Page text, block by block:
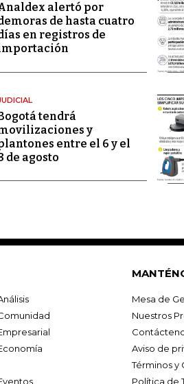
alertó por
de hasta cuatro
en registros de
tendrá
y
entre el 6 y el
de agosto
Mesa de
Nuestros
Aviso de
Términos y
Política de